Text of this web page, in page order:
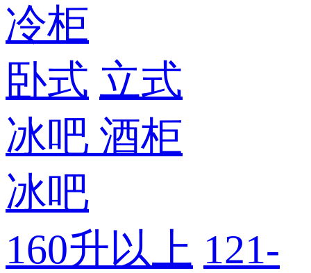
冷柜
卧式 立式
冰吧 酒柜
冰吧
160升以上 121-